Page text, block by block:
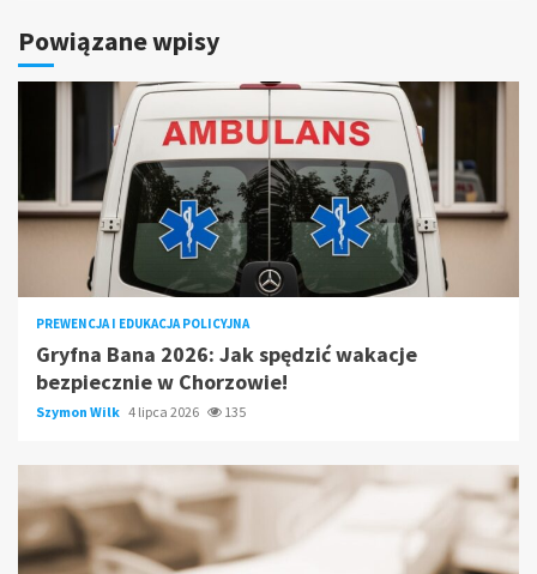
Powiązane wpisy
PREWENCJA I EDUKACJA POLICYJNA
Gryfna Bana 2026: Jak spędzić wakacje
bezpiecznie w Chorzowie!
Szymon Wilk 4 lipca 2026 135